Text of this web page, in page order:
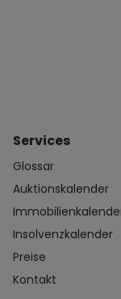
Services
Glossar
Auktionskalender
Insolvenzkalender
Preise
Kontakt